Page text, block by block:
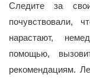
Следите за
почувствовали,
нарастают,
помощью,
рекомендациям.